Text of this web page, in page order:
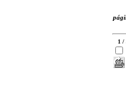
1 /